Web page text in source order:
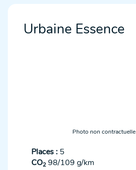
Urbaine Essence
Photo non contractuelle
Places : 5
CO2 98/109 g/km